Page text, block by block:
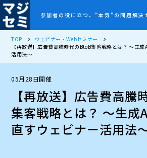
参加者の役に立つ、”本気”の問題解決
TOP
ウェビナー・Webセミナー
【再放送】広告費高騰時代のBtoB集客戦略とは？ ～生
活用法～
05月28日開催
【再放送】広告費高騰
集客戦略とは？ ～生成
直すウェビナー活用法